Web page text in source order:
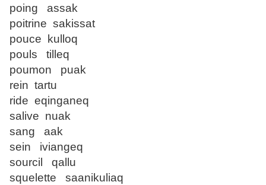
poing assak
poitrine sakissat
pouce kulloq
pouls tilleq
poumon puak
rein tartu
ride eqinganeq
salive nuak
sang aak
sein iviangeq
sourcil qallu
squelette saanikuliaq